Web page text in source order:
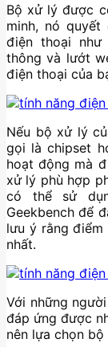
Bộ xử lý được
minh, nó
điện thoại như
thông và lướt
điện thoại của
Nếu bộ xử lý
gọi là chipset
hoạt động mà
xử lý phù hợp
có thể sử
Geekbench để
lưu ý rằng
nhất.
Với những
đáp ứng được
nên lựa chọn